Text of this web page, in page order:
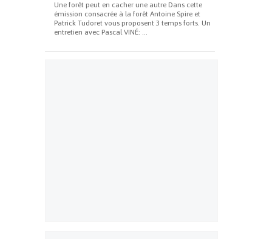
Une forêt peut en cacher une autre Dans cette
émission consacrée à la forêt Antoine Spire et
Patrick Tudoret vous proposent 3 temps forts. Un
entretien avec Pascal VINÉ: ...